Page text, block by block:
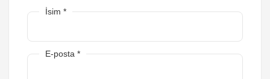
İsim *
E-posta *